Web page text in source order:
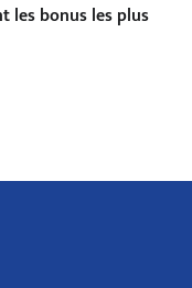
les bonus les plus